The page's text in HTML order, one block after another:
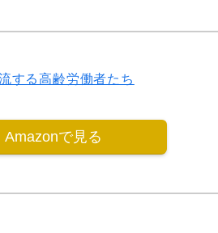
する高齢労働者たち
Amazonで見る